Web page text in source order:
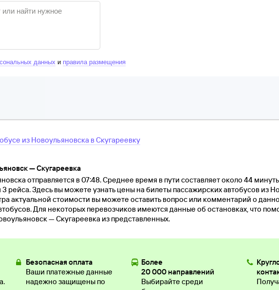
данных и правила размещения
из Новоульяновска вСкугареевку
— Скугареевка
отправляется в 07:48. Среднее время в пути составляет около 44
рейса. Здесь вы можете узнать цены на билеты пассажирских автобусов из
актуальной стоимости вы можете оставить вопрос или комментарий о
Для некоторых перевозчиков имеются данные об остановках, что
— Скугареевка из представленных.
Безопасная оплата
Ваши платежные данные
надежно защищены по
Более
20 000 направлений
Выбирайте среди